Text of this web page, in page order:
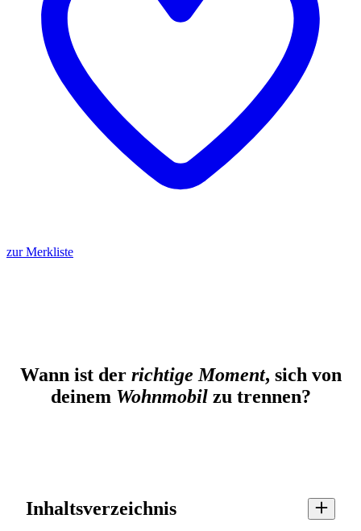
zur Merkliste
Wann ist der richtige Moment, sich von
deinem Wohnmobilzu trennen?
Inhaltsverzeichnis